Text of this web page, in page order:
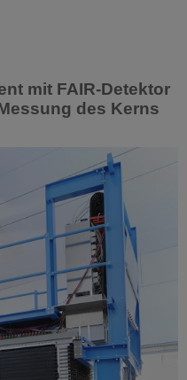
mit FAIR-Detektor
des Kerns